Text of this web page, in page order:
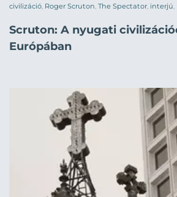
civilizáció, Roger Scruton, The Spectator, interjú,
Scruton: A nyugati
Európában